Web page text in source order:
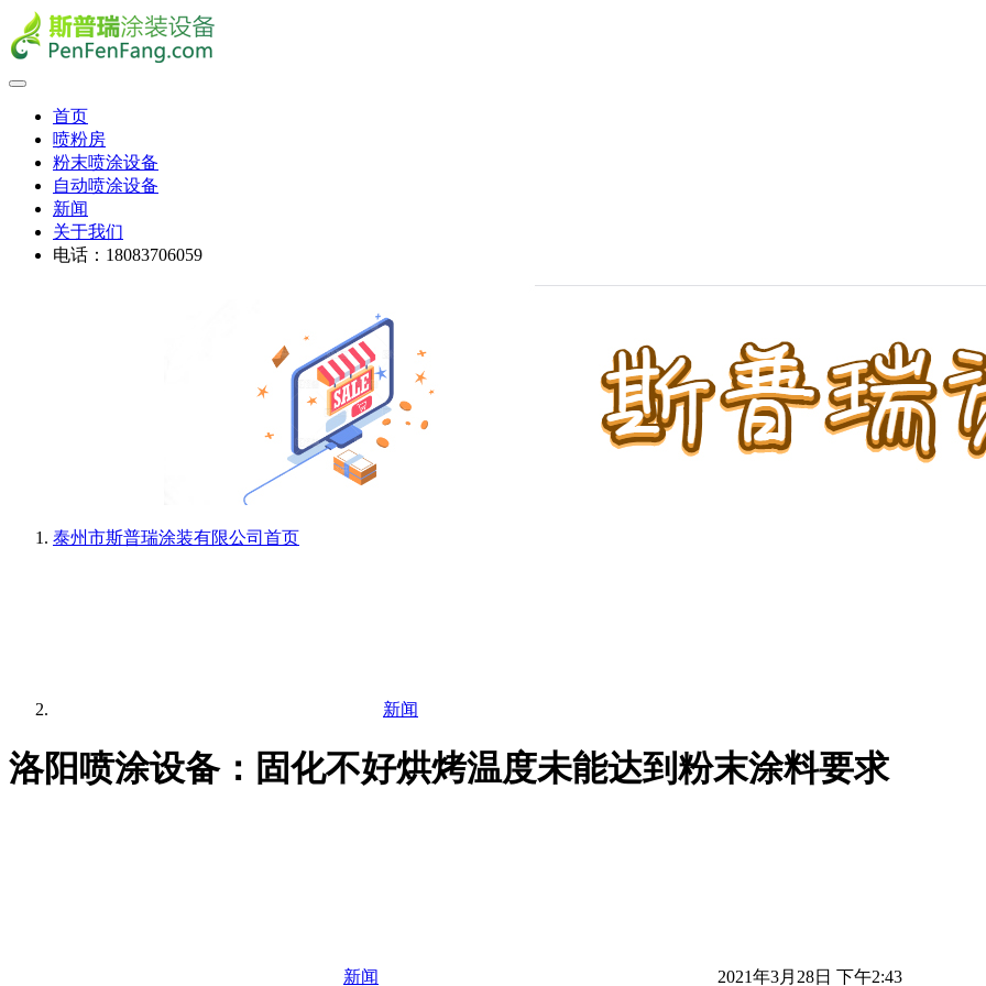
首页
喷粉房
粉末喷涂设备
自动喷涂设备
新闻
关于我们
电话：18083706059
泰州市斯普瑞涂装有限公司 首页
新闻
洛阳喷涂设备：固化不好烘烤温度未能达到粉末涂料要求
新闻 2021年3月28日 下午2:43